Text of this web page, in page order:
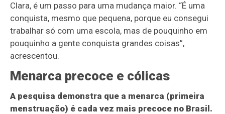
Clara, é um passo para uma mudança maior. “É uma
conquista, mesmo que pequena, porque eu consegui
trabalhar só com uma escola, mas de pouquinho em
pouquinho a gente conquista grandes coisas”,
acrescentou.
Menarca precoce e cólicas
A pesquisa demonstra que a menarca (primeira
menstruação) é cada vez mais precoce no Brasil.